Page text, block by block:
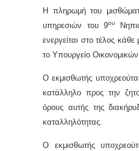
Η πληρωμή του
υπηρεσιών του 9ου
ενεργείται στο τέλος
το Υπουργείο Οικονομικών.
Ο εκμισθωτής
κατάλληλο προς την
όρους αυτής της
καταλληλότητας.
Ο εκμισθωτής